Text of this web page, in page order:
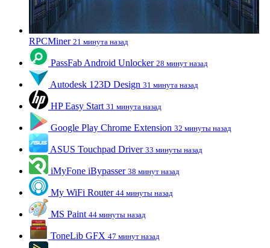
RPCMiner 21 минута назад
PassFab Android Unlocker 28 минут назад
Autodesk 123D Design 31 минута назад
HP Easy Start 31 минута назад
Google Play Chrome Extension 32 минуты назад
ASUS Touchpad Driver 33 минуты назад
iMyFone iBypasser 38 минут назад
My WiFi Router 44 минуты назад
MS Paint 44 минуты назад
ToneLib GFX 47 минут назад